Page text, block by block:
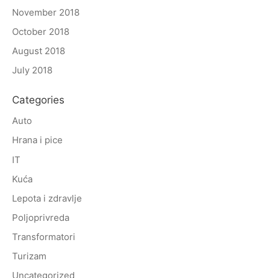
November 2018
October 2018
August 2018
July 2018
Categories
Auto
Hrana i pice
IT
Kuća
Lepota i zdravlje
Poljoprivreda
Transformatori
Turizam
Uncategorized